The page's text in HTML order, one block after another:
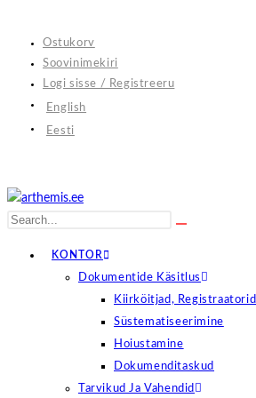
content
Ostukorv
Soovinimekiri
Logi sisse / Registreeru
English
Eesti
Search
KONTOR
Dokumentide Käsitlus
Kiirköitjad, Registraatorid
Süstematiseerimine
Hoiustamine
Dokumenditaskud
Tarvikud Ja Vahendid